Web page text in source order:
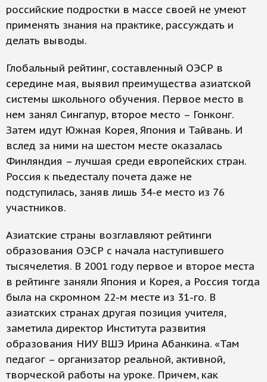
российские подростки в массе своей не умеют
применять знания на практике, рассуждать и
делать выводы.
Глобальный рейтинг, составленный ОЭСР в
середине мая, выявил преимущества азиатской
системы школьного обучения. Первое место в
нем занял Сингапур, второе место – Гонконг.
Затем идут Южная Корея, Япония и Тайвань. И
вслед за ними на шестом месте оказалась
Финляндия – лучшая среди европейских стран.
Россия к пьедесталу почета даже не
подступилась, заняв лишь 34-е место из 76
участников.
Азиатские страны возглавляют рейтинги
образования OЭСР с начала наступившего
тысячелетия. В 2001 году первое и второе места
в рейтинге заняли Япония и Корея, а Россия тогда
была на скромном 22-м месте из 31-го. В
азиатских странах другая позиция учителя,
заметила директор Института развития
образования НИУ ВШЭ Ирина Абанкина. «Там
педагог – организатор реальной, активной,
творческой работы на уроке. Причем, как